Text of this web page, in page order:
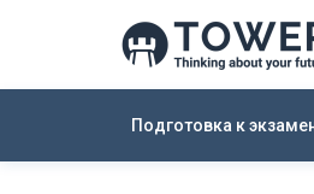
Подготовка к